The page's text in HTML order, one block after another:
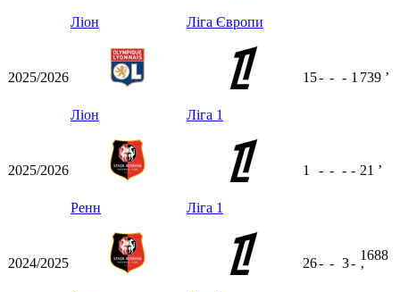
Ліон Ліга Європи
2025/2026
Ліон Ліга 1
15- - - 1 739 ʼ
2025/2026
Ренн Ліга 1
1 - - - - 21 ʼ
2024/2025 26- - 3-
1688
ʼ